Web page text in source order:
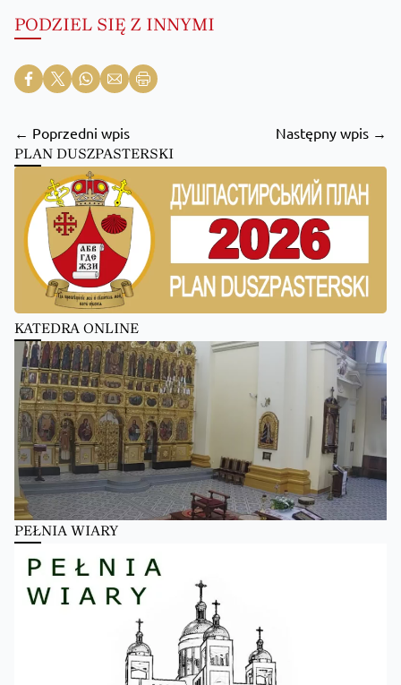
PODZIEL SIĘ Z INNYMI
← Poprzedni wpis Następny wpis →
PLAN DUSZPASTERSKI
KATEDRA ONLINE
PEŁNIA WIARY